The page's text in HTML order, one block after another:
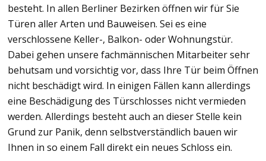
besteht. In allen Berliner Bezirken öffnen wir für Sie
Türen aller Arten und Bauweisen. Sei es eine
verschlossene Keller-, Balkon- oder Wohnungstür.
Dabei gehen unsere fachmännischen Mitarbeiter sehr
behutsam und vorsichtig vor, dass Ihre Tür beim Öffnen
nicht beschädigt wird. In einigen Fällen kann allerdings
eine Beschädigung des Türschlosses nicht vermieden
werden. Allerdings besteht auch an dieser Stelle kein
Grund zur Panik, denn selbstverständlich bauen wir
Ihnen in so einem Fall direkt ein neues Schloss ein.